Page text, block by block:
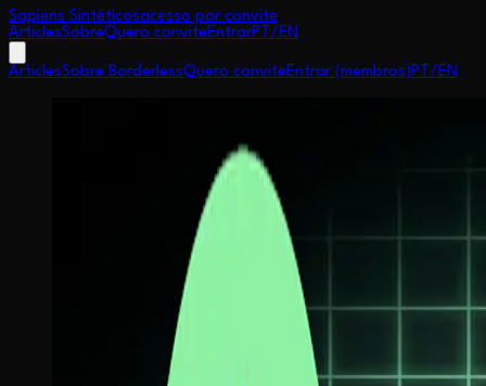
Sapiens Sintéticosacesso por convite
ArticlesSobreQuero conviteEntrarPT /EN
ArticlesSobre BorderlessQuero conviteEntrar (membros)PT /EN